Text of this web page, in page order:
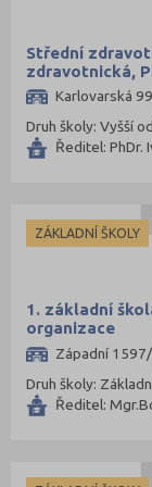
Strakonice (65)
Svitavy (105)
Tábor (88)
Trutnov (106)
Uherské Hradiště
Ústí nad Labem (74)
Ústí nad Orlicí (135)
Vsetín (132)
Zlín (161)
Střední
zdravotnická,
Karlovarská
Druh školy: Vyšší
Ředitel: PhDr.
ZÁKLADNÍ ŠKOLY
1. základní
organizace
Západní
Druh školy:
Ředitel: